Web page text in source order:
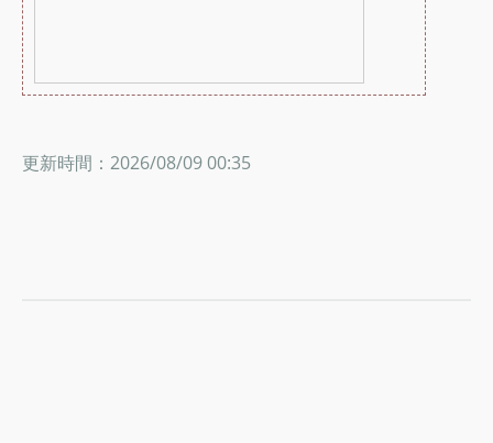
更新時間：2026/08/09 00:35